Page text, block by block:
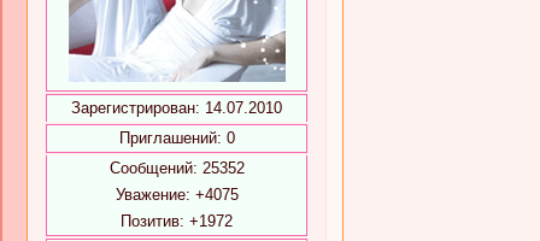
Зарегистрирован: 14.07.2010
Приглашений: 0
Сообщений: 25352
Уважение: +4075
Позитив: +1972